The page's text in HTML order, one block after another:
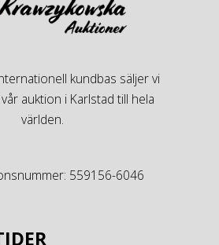
kundbas säljer vi
auktion i Karlstad till hela
världen.
559156-6046